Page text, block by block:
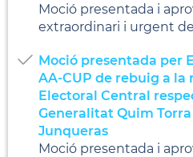
Moció presentada i
extraordinari i urgent
Moció presentada per
AA-CUP de rebuig a la
Electoral Central
Generalitat Quim
Junqueras
Moció presentada i